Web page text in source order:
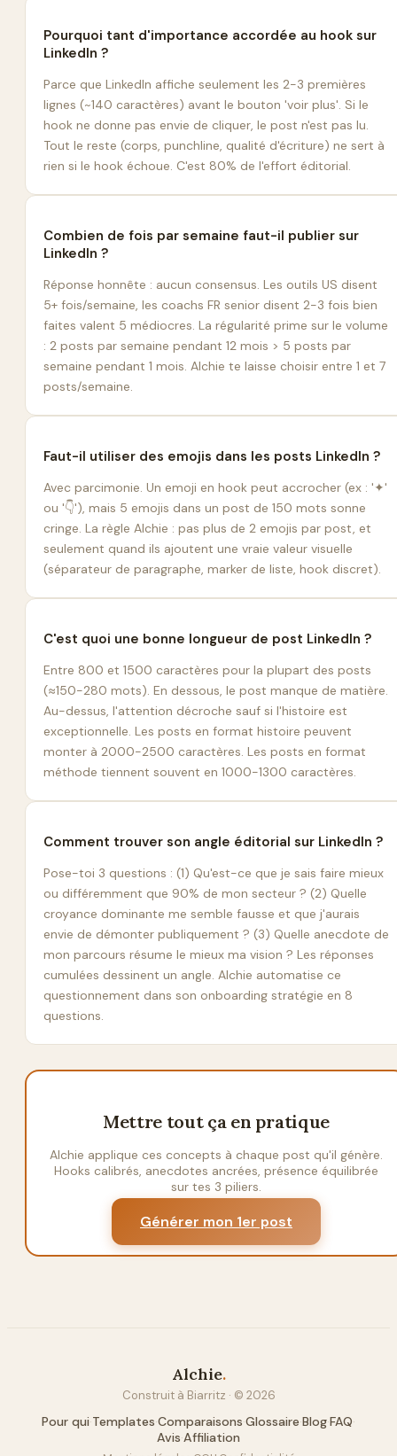
Pourquoi tant d'importance accordée au hook sur
LinkedIn ?
Parce que LinkedIn affiche seulement les 2-3 premières
lignes (~140 caractères) avant le bouton 'voir plus'. Si le
hook ne donne pas envie de cliquer, le post n'est pas lu.
Tout le reste (corps, punchline, qualité d'écriture) ne sert à
rien si le hook échoue. C'est 80% de l'effort éditorial.
Combien de fois par semaine faut-il publier sur
LinkedIn ?
Réponse honnête : aucun consensus. Les outils US disent
5+ fois/semaine, les coachs FR senior disent 2-3 fois bien
faites valent 5 médiocres. La régularité prime sur le volume
: 2 posts par semaine pendant 12 mois > 5 posts par
semaine pendant 1 mois. Alchie te laisse choisir entre 1 et 7
posts/semaine.
Faut-il utiliser des emojis dans les posts LinkedIn ?
Avec parcimonie. Un emoji en hook peut accrocher (ex : '✦'
ou '👇'), mais 5 emojis dans un post de 150 mots sonne
cringe. La règle Alchie : pas plus de 2 emojis par post, et
seulement quand ils ajoutent une vraie valeur visuelle
(séparateur de paragraphe, marker de liste, hook discret).
C'est quoi une bonne longueur de post LinkedIn ?
Entre 800 et 1500 caractères pour la plupart des posts
(≈150-280 mots). En dessous, le post manque de matière.
Au-dessus, l'attention décroche sauf si l'histoire est
exceptionnelle. Les posts en format histoire peuvent
monter à 2000-2500 caractères. Les posts en format
méthode tiennent souvent en 1000-1300 caractères.
Comment trouver son angle éditorial sur LinkedIn ?
Pose-toi 3 questions : (1) Qu'est-ce que je sais faire mieux
ou différemment que 90% de mon secteur ? (2) Quelle
croyance dominante me semble fausse et que j'aurais
envie de démonter publiquement ? (3) Quelle anecdote de
mon parcours résume le mieux ma vision ? Les réponses
cumulées dessinent un angle. Alchie automatise ce
questionnement dans son onboarding stratégie en 8
questions.
Mettre tout ça en pratique
Alchie applique ces concepts à chaque post qu'il génère.
Hooks calibrés, anecdotes ancrées, présence équilibrée
sur tes 3 piliers.
Générer mon 1er post
Alchie.
Construit à Biarritz · © 2026
Pour qui·Templates·Comparaisons·Glossaire·Blog·FAQ·
Avis·Affiliation